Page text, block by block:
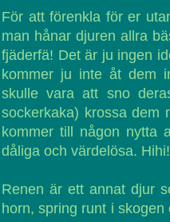
För att förenkla för er
man hånar djuren allra
fjäderfä! Det är ju ingen
kommer ju inte åt dem
skulle vara att sno
sockerkaka) krossa dem
kommer till någon nytta
dåliga och värdelösa. Hihi!
Renen är ett annat djur
horn, spring runt i skogen